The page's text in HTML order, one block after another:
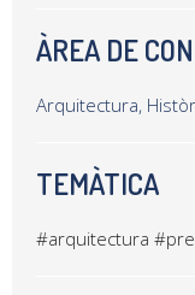
ÀREA DE
Arquitectura,
TEMÀTICA
#arquitectura